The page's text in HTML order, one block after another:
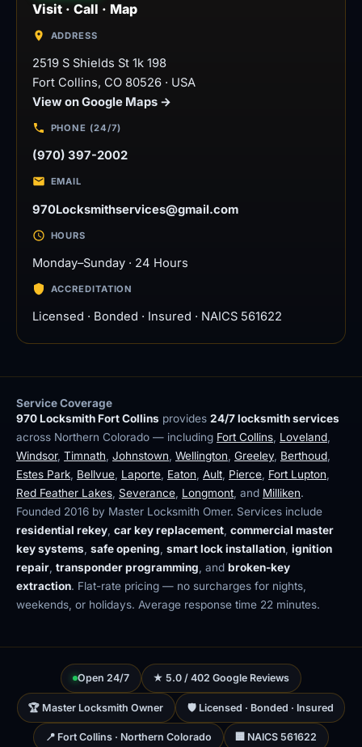
Visit · Call · Map
ADDRESS
2519 S Shields St 1k 198
Fort Collins, CO 80526 · USA
View on Google Maps →
PHONE (24/7)
(970) 397-2002
EMAIL
970Locksmithservices@gmail.com
HOURS
Monday–Sunday · 24 Hours
ACCREDITATION
Licensed · Bonded · Insured · NAICS 561622
Service Coverage
970 Locksmith Fort Collins provides 24/7 locksmith services
across Northern Colorado — including Fort Collins Loveland
Windsor, Timnath Johnstown Wellington Greeley Berthoud
Estes Park Bellvue Laporte Eaton Ault Pierce Fort Lupton
Red Feather Lakes Severance Longmont , and Milliken.
Founded 2016 by Master Locksmith Omer. Services include
residential rekey car key replacement commercial master
key systems safe opening smart lock installation ignition
repair transponder programming , and broken-key
extraction. Flat-rate pricing — no surcharges for nights,
weekends, or holidays. Average response time 22 minutes.
Open 24/7 ★ 5.0 / 402 Google Reviews
🏆 Master Locksmith Owner 🛡 Licensed · Bonded · Insured
📍 Fort Collins · Northern Colorado 🏢 NAICS 561622